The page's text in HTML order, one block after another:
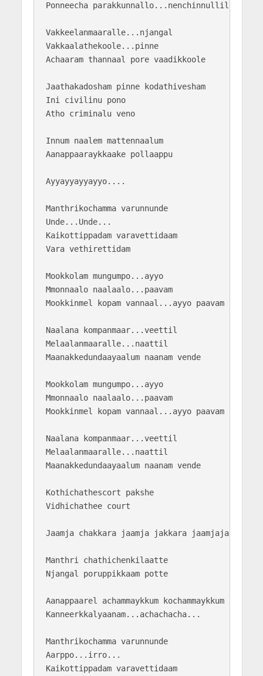
Ponneecha parakkunnallo...nenchinnullil
Vakkeelanmaaralle...njangal
Vakkaalathekoole...pinne
Achaaram thannaal pore vaadikkoole
Jaathakadosham pinne kodathivesham
Ini civilinu pono
Atho criminalu veno
Innum naalem mattennaalum
Aanappaaraykkaake pollaappu
Ayyayyayyayyo....
Manthrikochamma varunnunde
Unde...Unde...
Kaikottippadam varavettidaam
Vara vethirettidam
Mookkolam mungumpo...ayyo
Mmonnaalo naalaalo...paavam
Mookkinmel kopam vannaal...ayyo paavam
Naalana kompanmaar...veettil
Melaalanmaaralle...naattil
Maanakkedundaayaalum naanam vende
Mookkolam mungumpo...ayyo
Mmonnaalo naalaalo...paavam
Mookkinmel kopam vannaal...ayyo paavam
Naalana kompanmaar...veettil
Melaalanmaaralle...naattil
Maanakkedundaayaalum naanam vende
Kothichathescort pakshe
Vidhichathee court
Jaamja chakkara jaamja jakkara jaamjajakkara
Manthri chathichenkilaatte
Njangal poruppikkaam potte
Aanappaarel achammaykkum kochammaykkum
Kanneerkkalyaanam...achachacha...
Manthrikochamma varunnunde
Aarppo...irro...
Kaikottippadam varavettidaam